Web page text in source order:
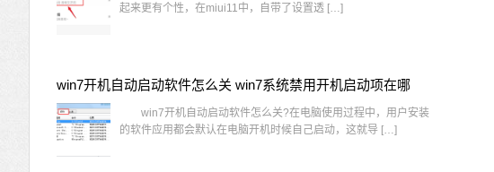
起来更有个性，在miui11中，自带了设置透 […]
win7开机自动启动软件怎么关 win7系统禁用开机启动项在哪
win7开机自动启动软件怎么关?在电脑使用过程中，用户安装
的软件应用都会默认在电脑开机时候自己启动，这就导 […]